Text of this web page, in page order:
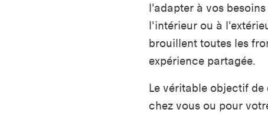
l'adapter à vos
l'intérieur ou à
brouillent toutes les
expérience partagée.
Le véritable objectif
chez vous ou pour